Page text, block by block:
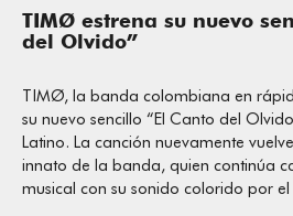
TIMØ estrena su nuevo
del Olvido”
TIMØ, la banda colombiana en
su nuevo sencillo “El Canto del
Latino. La canción nuevamente
innato de la banda, quien continúa
musical con su sonido colorido por